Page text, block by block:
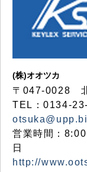
(株)オオツカ
〒047-0028
TEL：0134-
営業時間：
日
http://